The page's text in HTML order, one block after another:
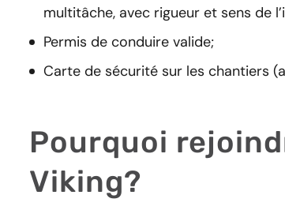
multitâche, avec rigueur et sens de
Permis de conduire valide;
Carte de sécurité sur les chantiers
Pourquoi
Viking?